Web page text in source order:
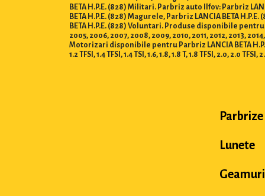
BETA H.P.E. (828) Militari. Parbriz auto Ilfov: Parbriz
BETA H.P.E. (828) Magurele, Parbriz LANCIA BETA
BETA H.P.E. (828) Voluntari. Produse disponibile pentru
2005, 2006, 2007, 2008, 2009, 2010, 2011, 2012, 2013,
Motorizari disponibile pentru Parbriz LANCIA BETA H.P.E.
1.2 TFSI, 1.4 TFSI, 1.4 TSI, 1.6, 1.8, 1.8 T, 1.8 TFSI, 2.0, 2.0
Parbrize
Lunete
Geamuri